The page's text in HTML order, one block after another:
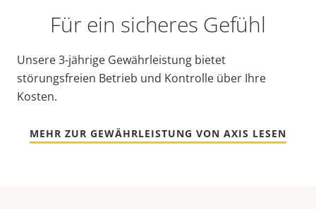
Für ein sicheres Gefühl
Unsere 3-jährige Gewährleistung bietet
störungsfreien Betrieb und Kontrolle über Ihre
Kosten.
MEHR ZUR GEWÄHRLEISTUNG VON AXIS LESEN